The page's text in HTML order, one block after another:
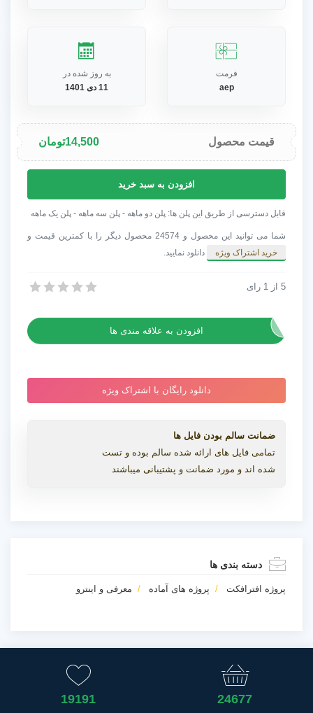
فرمت
aep
به روز شده در
11 دی 1401
قیمت محصول 14,500تومان
افترافکت
نمایش
شاد)
افزودن به سبد خرید
قابل دسترسی از طریق این پلن ها: پلن دو ماهه - پلن سه ماهه - پلن یک ماهه
شما می توانید این محصول و 24574 محصول دیگر را با کمترین قیمت و
خرید اشتراک ویژه
دانلود نمایید.
پروژه افترافکت نمایش اسلاید (شهر شاد)
5 از 1 رای
افزودن به علاقه مندی ها
دانلود رایگان با اشتراک ویژه
ضمانت سالم بودن فایل ها
تمامی فایل های ارائه شده سالم بوده و تست
شده اند و مورد ضمانت و پشتیبانی میباشند
دسته بندی ها
پروژه افترافکت پروژه های آماده معرفی و اینترو
24677
19191